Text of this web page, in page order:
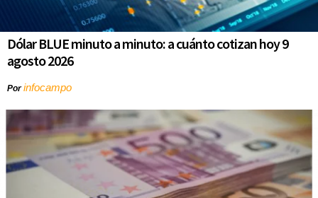
Dólar BLUE minuto a minuto: a cuánto cotizan hoy 9
agosto 2026
Porinfocampo